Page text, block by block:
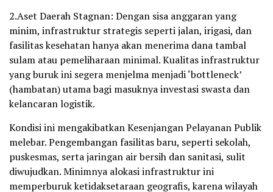
2.Aset Daerah Stagnan: Dengan sisa anggaran yang
minim, infrastruktur strategis seperti jalan, irigasi, dan
fasilitas kesehatan hanya akan menerima dana tambal
sulam atau pemeliharaan minimal. Kualitas infrastruktur
yang buruk ini segera menjelma menjadi ‘bottleneck’
(hambatan) utama bagi masuknya investasi swasta dan
kelancaran logistik.
Kondisi ini mengakibatkan Kesenjangan Pelayanan Publik
melebar. Pengembangan fasilitas baru, seperti sekolah,
puskesmas, serta jaringan air bersih dan sanitasi, sulit
diwujudkan. Minimnya alokasi infrastruktur ini
memperburuk ketidaksetaraan geografis, karena wilayah